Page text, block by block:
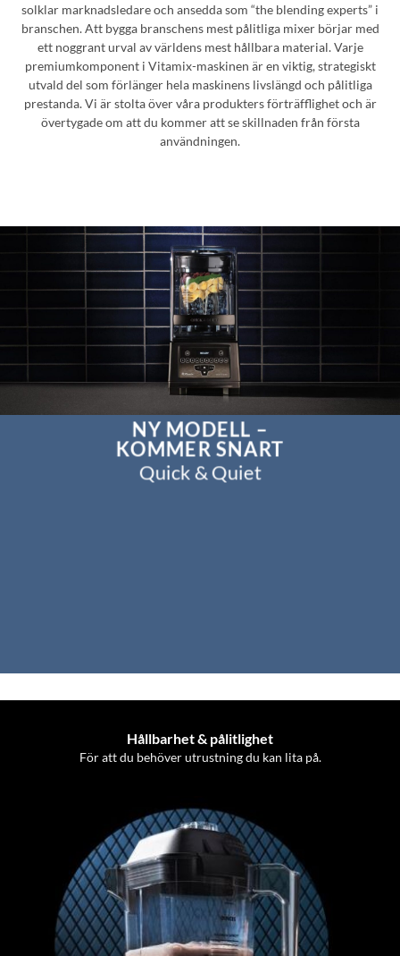
solklar marknadsledare och ansedda som “the blending experts” i
branschen. Att bygga branschens mest pålitliga mixer börjar med
ett noggrant urval av världens mest hållbara material. Varje
premiumkomponent i Vitamix-maskinen är en viktig, strategiskt
utvald del som förlänger hela maskinens livslängd och pålitliga
prestanda. Vi är stolta över våra produkters förträfflighet och är
övertygade om att du kommer att se skillnaden från första
användningen.
NY MODELL –
KOMMER SNART
Quick & Quiet
Hållbarhet & pålitlighet
För att du behöver utrustning du kan lita på.